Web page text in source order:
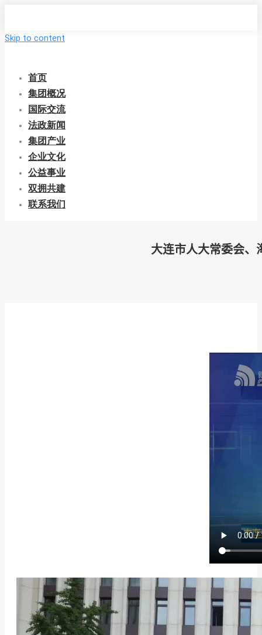
Skip to content
首页
集团概况
国际交流
法政新闻
集团产业
企业文化
公益事业
双拥共建
联系我们
大连市人大常委会、